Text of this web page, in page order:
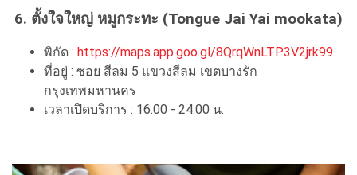
6. ตั้งใจใหญ่ หมูกระทะ (Tongue Jai Yai mookata)
พิกัด : https://maps.app.goo.gl/8QrqWnLTP3V2jrk99
ที่อยู่ : ซอย สีลม 5 แขวงสีลม เขตบางรัก
กรุงเทพมหานคร
เวลาเปิดบริการ : 16.00 - 24.00 น.